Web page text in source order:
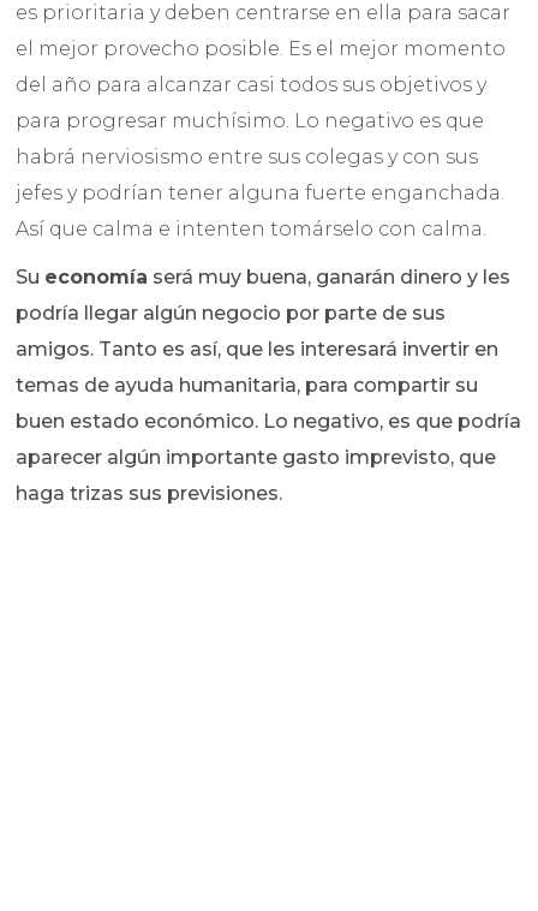
es prioritaria y deben centrarse en ella para sacar
el mejor provecho posible. Es el mejor momento
del año para alcanzar casi todos sus objetivos y
para progresar muchísimo. Lo negativo es que
habrá nerviosismo entre sus colegas y con sus
jefes y podrían tener alguna fuerte enganchada.
Así que calma e intenten tomárselo con calma.
Su economía será muy buena, ganarán dinero y les
podría llegar algún negocio por parte de sus
amigos. Tanto es así, que les interesará invertir en
temas de ayuda humanitaria, para compartir su
buen estado económico. Lo negativo, es que podría
aparecer algún importante gasto imprevisto, que
haga trizas sus previsiones.